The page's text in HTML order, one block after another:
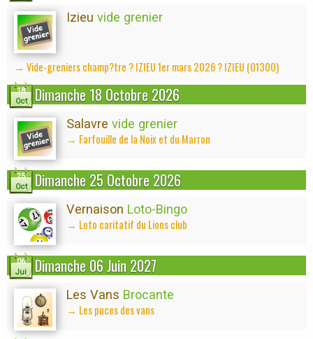
Izieu vide grenier
→ Vide-greniers champ?tre ? IZIEU 1er mars 2026 ? IZIEU (01300)
18
Oct
Dimanche 18 Octobre 2026
Salavre vide grenier
→ Farfouille de la Noix et du Marron
25
Oct
Dimanche 25 Octobre 2026
Vernaison Loto-Bingo
→ Loto caritatif du Lions club
06
Jui
Dimanche 06 Juin 2027
Les Vans Brocante
→ Les puces des vans